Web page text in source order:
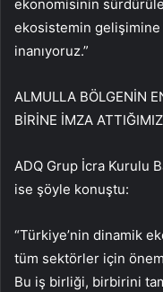
ekonomisinin
ekosistemin gelişimine
inanıyoruz.”
ALMULLA BÖLGENİN
BİRİNE İMZA
ADQ Grup İcra Kurulu
ise şöyle konuştu:
“Türkiye’nin dinamik
tüm sektörler için
Bu iş birliği, birbirini